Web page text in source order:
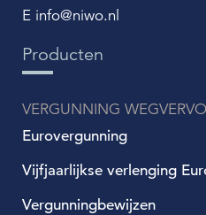
E info@niwo.nl
Producten
VERGUNNING
Eurovergunning
Vijfjaarlijkse verlenging
Vergunningbewijzen